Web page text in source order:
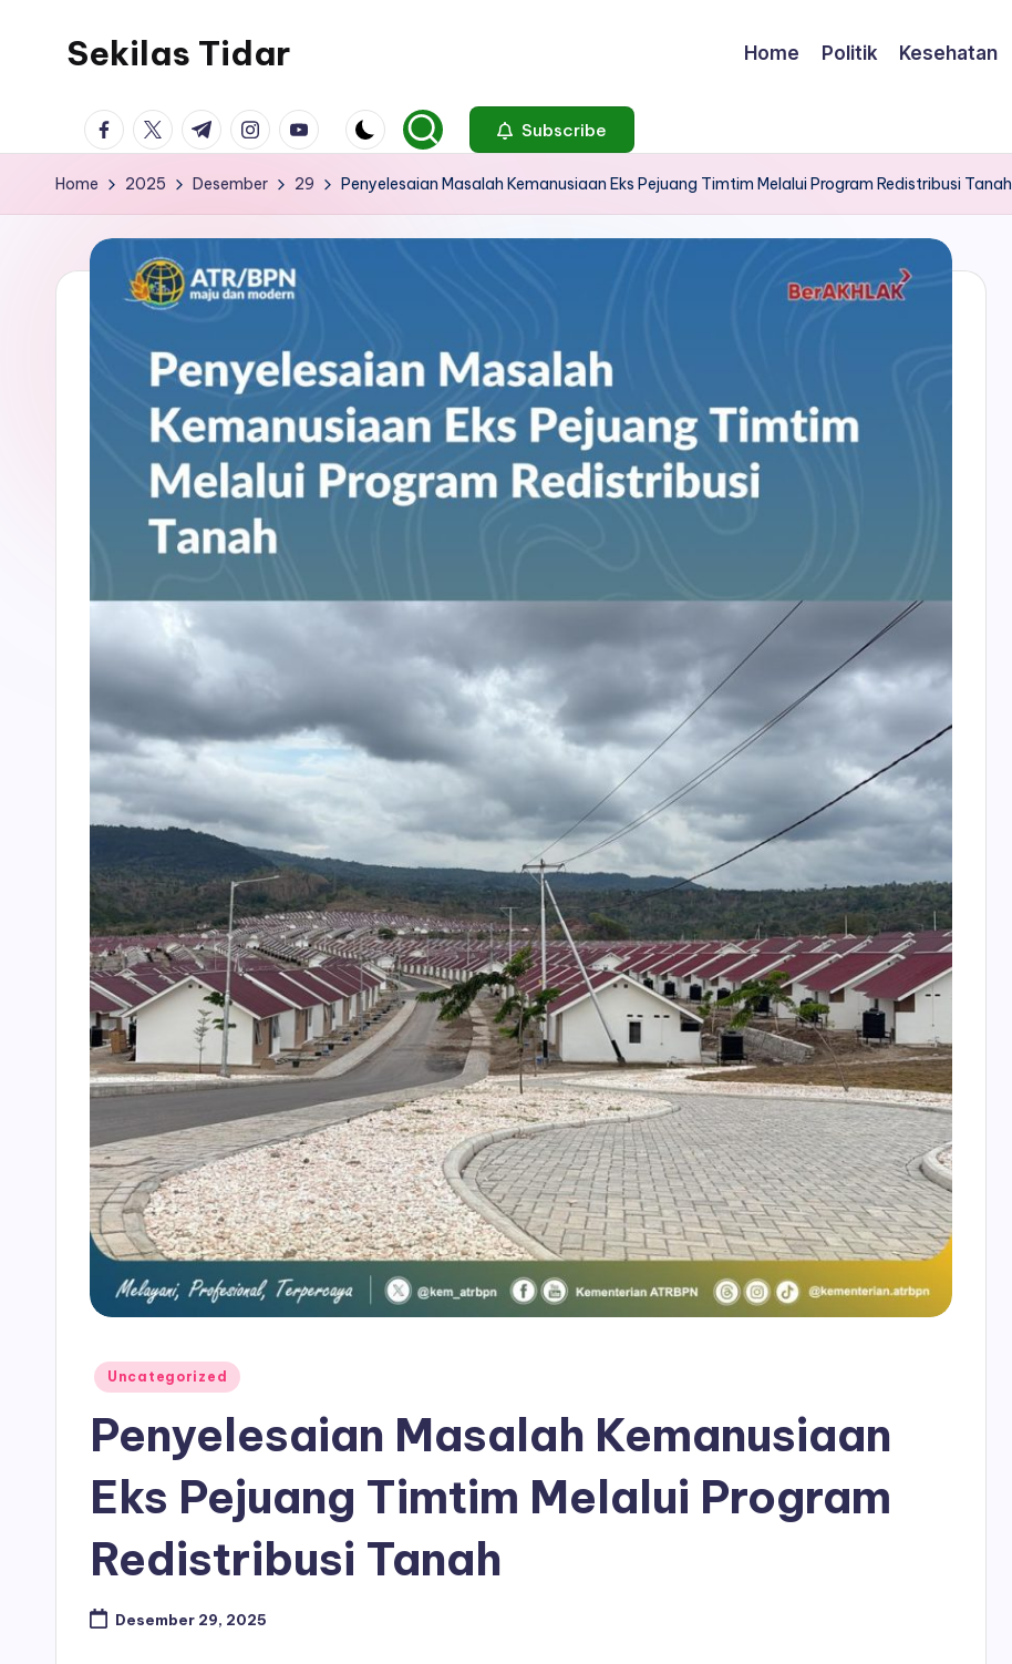
Sekilas Tidar
Seputar
Magelang
Home Politik Kesehatan
facebook.com
twitter.com
t.me instagram.com
youtube.com Subscribe
Home 2025 Desember 29 Penyelesaian Masalah Kemanusiaan Eks Pejuang Timtim Melalui Program Redistribusi Tanah
Posted
Uncategorized
Penyelesaian Masalah Kemanusiaan
Eks Pejuang Timtim Melalui Program
Redistribusi Tanah
Desember 29, 2025